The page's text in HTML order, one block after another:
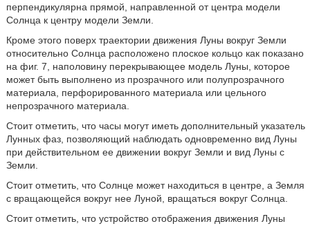
перпендикулярна прямой, направленной от центра модели
Солнца к центру модели Земли.
Кроме этого поверх траектории движения Луны вокруг Земли
относительно Солнца расположено плоское кольцо как показано
на фиг. 7, наполовину перекрывающее модель Луны, которое
может быть выполнено из прозрачного или полупрозрачного
материала, перфорированного материала или цельного
непрозрачного материала.
Стоит отметить, что часы могут иметь дополнительный указатель
Лунных фаз, позволяющий наблюдать одновременно вид Луны
при действительном ее движении вокруг Земли и вид Луны с
Земли.
Стоит отметить, что Солнце может находиться в центре, а Земля
с вращающейся вокруг нее Луной, вращаться вокруг Солнца.
Стоит отметить, что устройство отображения движения Луны